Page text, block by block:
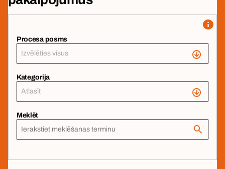
Procesa posms
Izvēlēties visus
Kategorija
Atlasīt
Meklēt